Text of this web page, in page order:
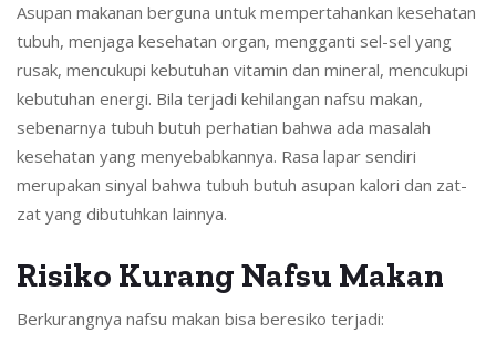
Asupan makanan berguna untuk mempertahankan kesehatan
tubuh, menjaga kesehatan organ, mengganti sel-sel yang
rusak, mencukupi kebutuhan vitamin dan mineral, mencukupi
kebutuhan energi. Bila terjadi kehilangan nafsu makan,
sebenarnya tubuh butuh perhatian bahwa ada masalah
kesehatan yang menyebabkannya. Rasa lapar sendiri
merupakan sinyal bahwa tubuh butuh asupan kalori dan zat-
zat yang dibutuhkan lainnya.
Risiko Kurang Nafsu Makan
Berkurangnya nafsu makan bisa beresiko terjadi: